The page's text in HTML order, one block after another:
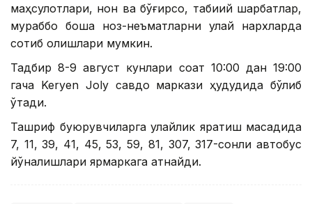
маҳсулотлари, нон ва бўғирсоқ, табиий шарбатлар,
мураббо бошқа ноз-неъматларни қулай нархларда
сотиб олишлари мумкин.
Тадбир 8-9 август кунлари соат 10:00 дан 19:00
гача Keryen Joly савдо маркази ҳудудида бўлиб
ўтади.
Ташриф буюрувчиларга қулайлик яратиш мақсадида
7, 11, 39, 41, 45, 53, 59, 81, 307, 317-сонли автобус
йўналишлари ярмаркага қатнайди.